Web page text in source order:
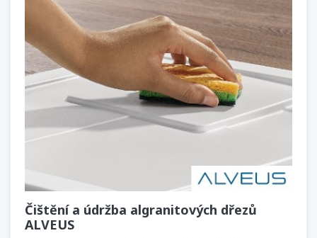
Čištění a údržba algranitových dřezů
ALVEUS